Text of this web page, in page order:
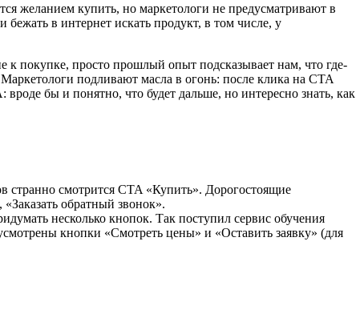
желанием купить, но маркетологи не предусматривают в
бежать в интернет искать продукт, в том числе, у
к покупке, просто прошлый опыт подсказывает нам, что где-
подливают масла в огонь: после клика на CTA
бы и понятно, что будет дальше, но интересно знать, как
странно смотрится CTA «Купить». Дорогостоящие
обратный звонок».
несколько кнопок. Так поступил сервис обучения
кнопки «Смотреть цены» и «Оставить заявку» (для